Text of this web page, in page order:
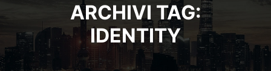
ARCHIVI TAG:
IDENTITY